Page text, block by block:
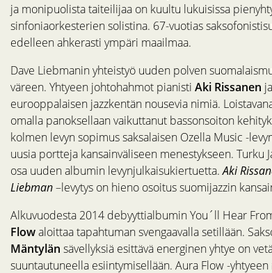
ja monipuolista taiteilijaa on kuultu lukuisissa
sinfoniaorkesterien solistina. 67-vuotias
edelleen ahkerasti ympäri maailmaa.
Dave Liebmanin yhteistyö uuden polven
väreen. Yhtyeen johtohahmot pianisti Aki Rissanen
eurooppalaisen jazzkentän nousevia nimiä.
omalla panoksellaan vaikuttanut bassonsoiton
kolmen levyn sopimus saksalaisen Ozella Music -
uusia portteja kansainväliseen menestykseen. Turku
osa uuden albumin levynjulkaisukiertuetta.Aki
Liebman–levytys on hieno osoitus suomijazzin
Alkuvuodesta 2014 debyyttialbumin You´ll Hear
Flowaloittaa tapahtuman svengaavalla setillään.
Mäntylän sävellyksiä esittävä energinen yhtye on
suuntautuneella esiintymisellään. Aura Flow -